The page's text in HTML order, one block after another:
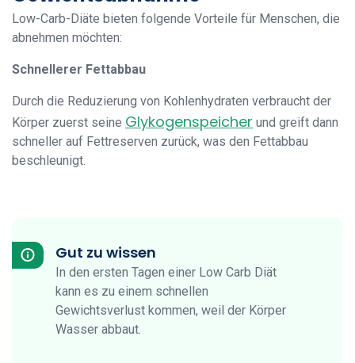
Low-Carb-Diäte bieten folgende Vorteile für Menschen, die
abnehmen möchten:
Schnellerer Fettabbau
Durch die Reduzierung von Kohlenhydraten verbraucht der
Körper zuerst seine Glykogenspeicher und greift dann
schneller auf Fettreserven zurück, was den Fettabbau
beschleunigt.
Gut zu wissen
In den ersten Tagen einer Low Carb Diät
kann es zu einem schnellen
Gewichtsverlust kommen, weil der Körper
Wasser abbaut.